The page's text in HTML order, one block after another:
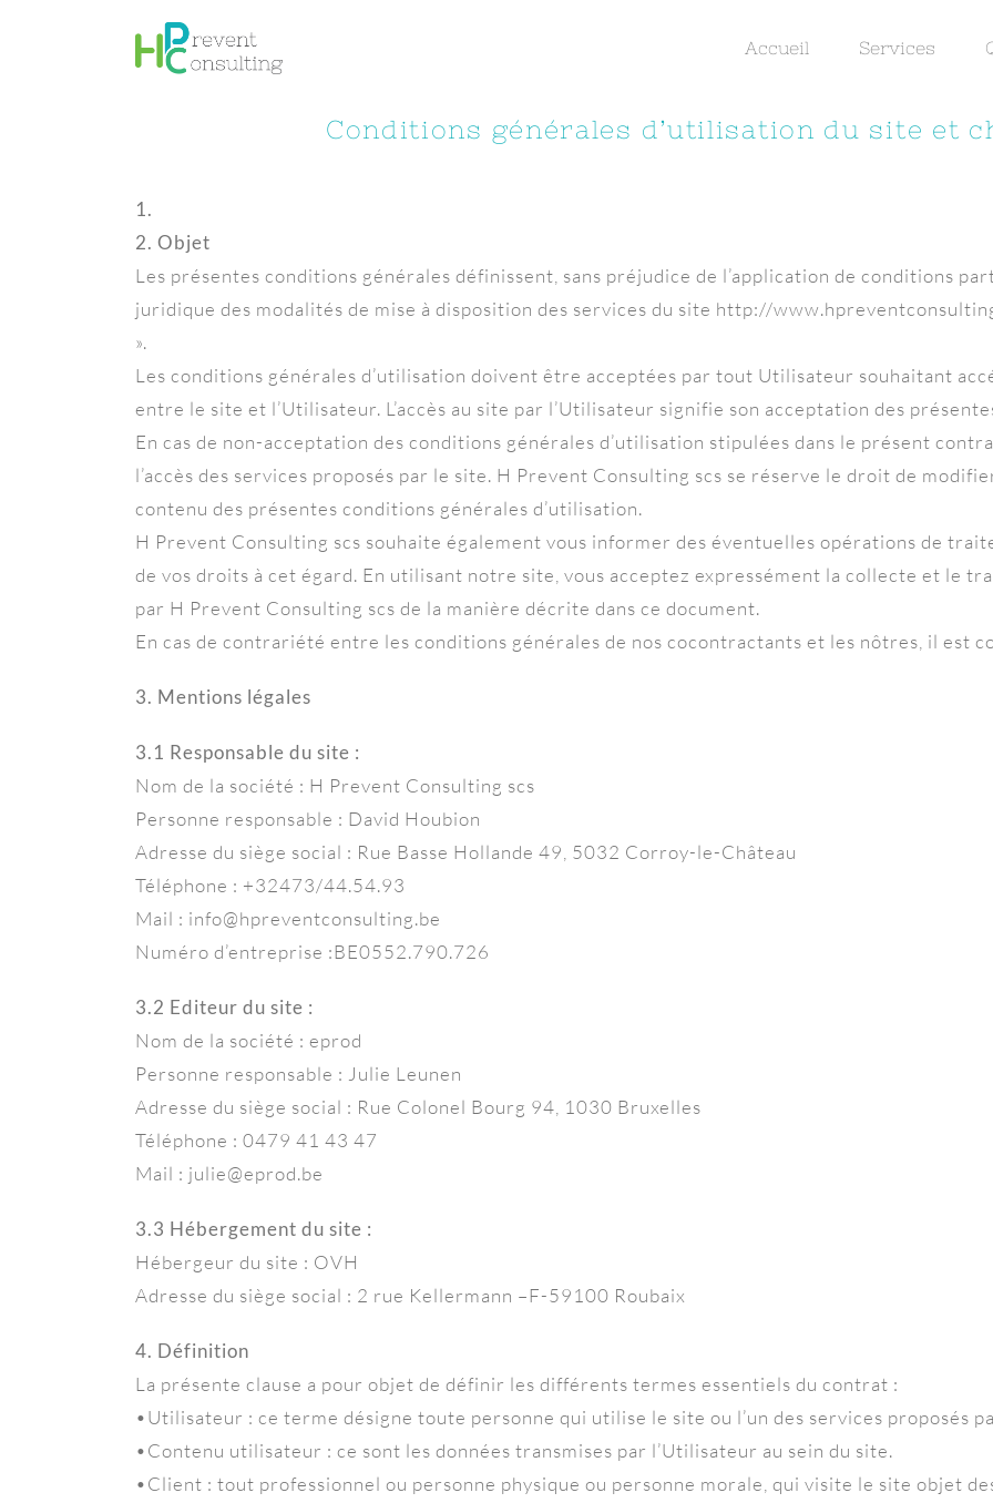
Accueil Services
Conditions générales d’utilisation du site et
1.
2. Objet
Les présentes conditions générales définissent, sans préjudice de l’application de conditions
juridique des modalités de mise à disposition des services du site http://
».
Les conditions générales d’utilisation doivent être acceptées par tout Utilisateur souhaitant
entre le site et l’Utilisateur. L’accès au site par l’Utilisateur signifie son acceptation des
En cas de non-acceptation des conditions générales d’utilisation stipulées dans le présent
l’accès des services proposés par le site. H Prevent Consulting scs se réserve le droit de
contenu des présentes conditions générales d’utilisation.
H Prevent Consulting scs souhaite également vous informer des éventuelles opérations de
de vos droits à cet égard. En utilisant notre site, vous acceptez expressément la collecte et le
par H Prevent Consulting scs de la manière décrite dans ce document.
En cas de contrariété entre les conditions générales de nos cocontractants et les nôtres, il est
3. Mentions légales
3.1 Responsable du site :
Nom de la société : H Prevent Consulting scs
Personne responsable : David Houbion
Adresse du siège social : Rue Basse Hollande 49, 5032 Corroy-le-Château
Téléphone : +32473/44.54.93
Mail : info@hpreventconsulting.be
Numéro d’entreprise :BE0552.790.726
3.2 Editeur du site :
Nom de la société : eprod
Personne responsable : Julie Leunen
Adresse du siège social : Rue Colonel Bourg 94, 1030 Bruxelles
Téléphone : 0479 41 43 47
Mail : julie@eprod.be
3.3 Hébergement du site :
Hébergeur du site : OVH
Adresse du siège social : 2 rue Kellermann –F-59100 Roubaix
4. Définition
La présente clause a pour objet de définir les différents termes essentiels du contrat :
•Utilisateur : ce terme désigne toute personne qui utilise le site ou l’un des services proposés
•Contenu utilisateur : ce sont les données transmises par l’Utilisateur au sein du site.
•Client : tout professionnel ou personne physique ou personne morale, qui visite le site objet